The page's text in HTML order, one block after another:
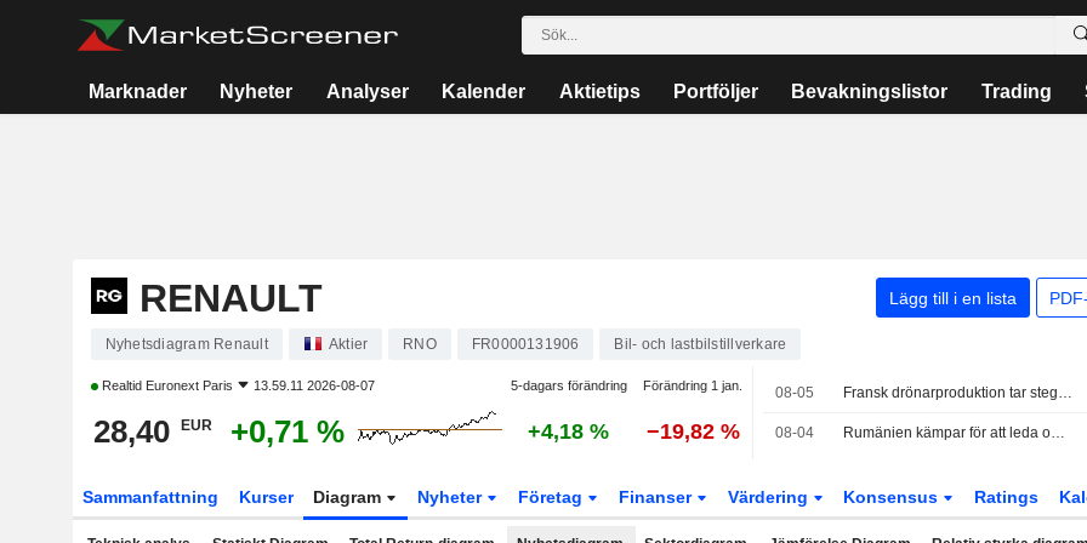
Marknader Nyheter Analyser Kalender Aktietips Portföljer Bevakningslistor Trading
RENAULT Lägg till i en lista
Nyhetsdiagram Renault Aktier RNO FR0000131906 Bil- och lastbilstillverkare
Realtid Euronext Paris 13.59.11 2026-08-07 5-dagars förändring Förändring 1 jan.
28,40 EUR +0,71 % +4,18 % −19,82 %
08-05 Fransk drönarproduktion tar steget från politisk vision till fabriksgolv
08-04 Rumänien kämpar för att leda om vatten från Donau – Ungerns kärnkraftverk Paks kör på sista turbinen
Sammanfattning Kurser Diagram Nyheter Företag Finanser Värdering Konsensus Ratings